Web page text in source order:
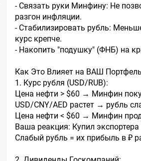
- Связать руки Минфину: Не
разгон инфляции.
- Стабилизировать рубль:
курс крепче.
- Накопить "подушку" (ФНБ) на
Как Это Влияет на ВАШ
1. Курс рубля (USD/RUB):
Цена нефти > $60 → Минфин
USD/CNY/AED растет → рубль
Цена нефти < $60 → Минфин
Ваша реакция: Купил
Слабый рубль = их прибыль в ₽